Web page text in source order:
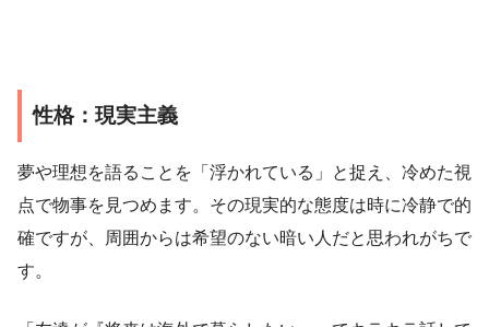
性格：現実主義
夢や理想を語ることを「浮かれている」と捉え、冷めた視
点で物事を見つめます。その現実的な態度は時に冷静で的
確ですが、周囲からは希望のない暗い人だと思われがちで
す。